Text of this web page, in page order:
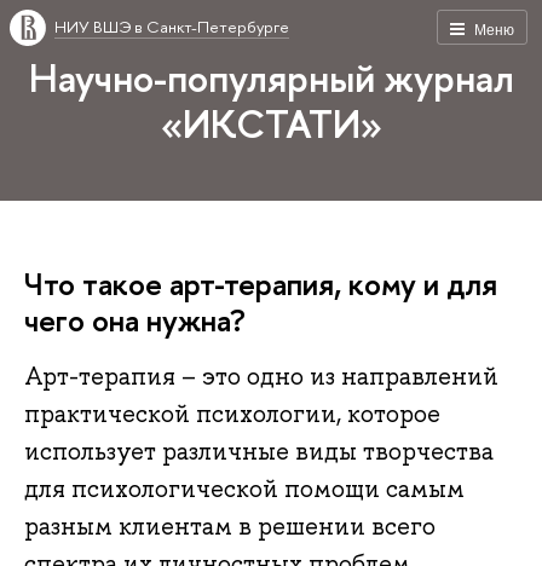
Меню
НИУ ВШЭ в Санкт-Петербурге
Научно-популярный журнал
«ИКСТАТИ»
Что такое арт-терапия, кому и для
чего она нужна?
Арт-терапия – это одно из направлений
практической психологии, которое
использует различные виды творчества
для психологической помощи самым
разным клиентам в решении всего